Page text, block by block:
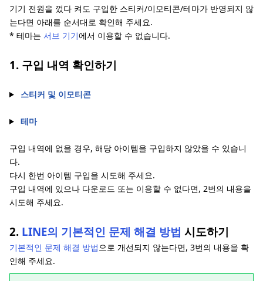
기기 전원을 껐다 켜도 구입한 스티커/이모티콘/테마가 반영되지 않
는다면 아래를 순서대로 확인해 주세요.
* 테마는 서브 기기에서 이용할 수 없습니다.
1. 구입 내역 확인하기
스티커 및 이모티콘
테마
구입 내역에 없을 경우, 해당 아이템을 구입하지 않았을 수 있습니
다.
다시 한번 아이템 구입을 시도해 주세요.
구입 내역에 있으나 다운로드 또는 이용할 수 없다면, 2번의 내용을
시도해 주세요.
2. LINE의 기본적인 문제 해결 방법 시도하기
기본적인 문제 해결 방법으로 개선되지 않는다면, 3번의 내용을 확
인해 주세요.